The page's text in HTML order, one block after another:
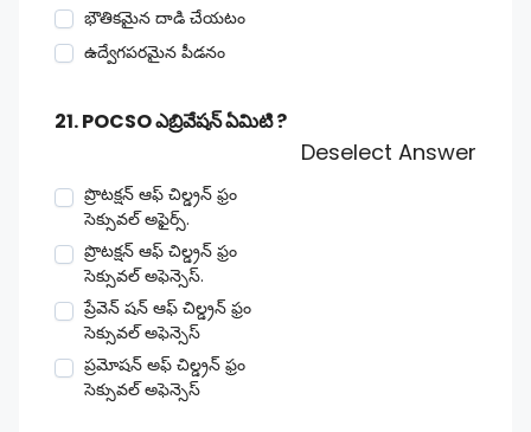
భౌతికమైన దాడి చేయటం
ఉద్వేగపరమైన పీడనం
21. POCSO ఎబ్రివేషన్ ఏమిటి ?
Deselect Answer
ప్రొటక్షన్ ఆఫ్ చిల్డ్రన్ ఫ్రం
సెక్సువల్ అఫైర్స్.
ప్రొటక్షన్ ఆఫ్ చిల్డ్రన్ ఫ్రం
సెక్సువల్ అఫెన్సెస్.
ప్రేవెన్ షన్ ఆఫ్ చిల్డ్రన్ ఫ్రం
సెక్సువల్ అఫెన్సెస్
ప్రమోషన్ అఫ్ చిల్డ్రన్ ఫ్రం
సెక్సువల్ అఫెన్సెస్